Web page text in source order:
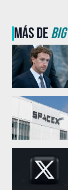
MÁS DE